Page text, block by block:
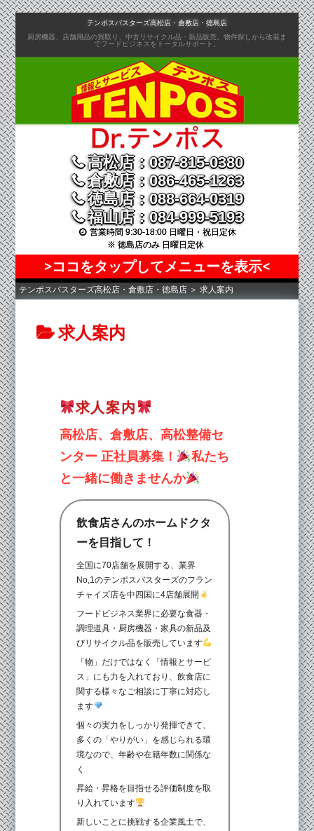
コ
ン
テ
ン
ツ
へ
移
動
テンポスバスターズ高松店・倉敷店・徳島店
厨房機器、店舗用品の買取り、中古リサイクル品・新品販売。物件探しから改装ま
でフードビジネスをトータルサポート。
高松店：087-815-0380
倉敷店：086-465-1263
徳島店：088-664-0319
福山店：084-999-5193
営業時間 9:30-18:00 日曜日・祝日定休
※ 徳島店のみ 日曜日定休
>ココをタップしてメニューを表示<
テンポスバスターズ高松店・倉敷店・徳島店 ＞ 求人案内
求人案内
求人案内
高松店、倉敷店、高松整備セ
ンター 正社員募集！
私たち
と一緒に働きませんか
飲食店さんのホームドクタ
ーを目指して！
全国に70店舗を展開する、業界
No,1のテンポスバスターズのフラン
チャイズ店を中四国に4店舗展開
フードビジネス業界に必要な食器・
調理道具・厨房機器・家具の新品及
びリサイクル品を販売しています
「物」だけではなく「情報とサービ
ス」にも力を入れており、飲食店に
関する様々なご相談に丁寧に対応し
ます
個々の実力をしっかり発揮できて、
多くの「やりがい」を感じられる環
境なので、年齢や在籍年数に関係な
く
昇給・昇格を目指せる評価制度を取
り入れています
新しいことに挑戦する企業風土で、